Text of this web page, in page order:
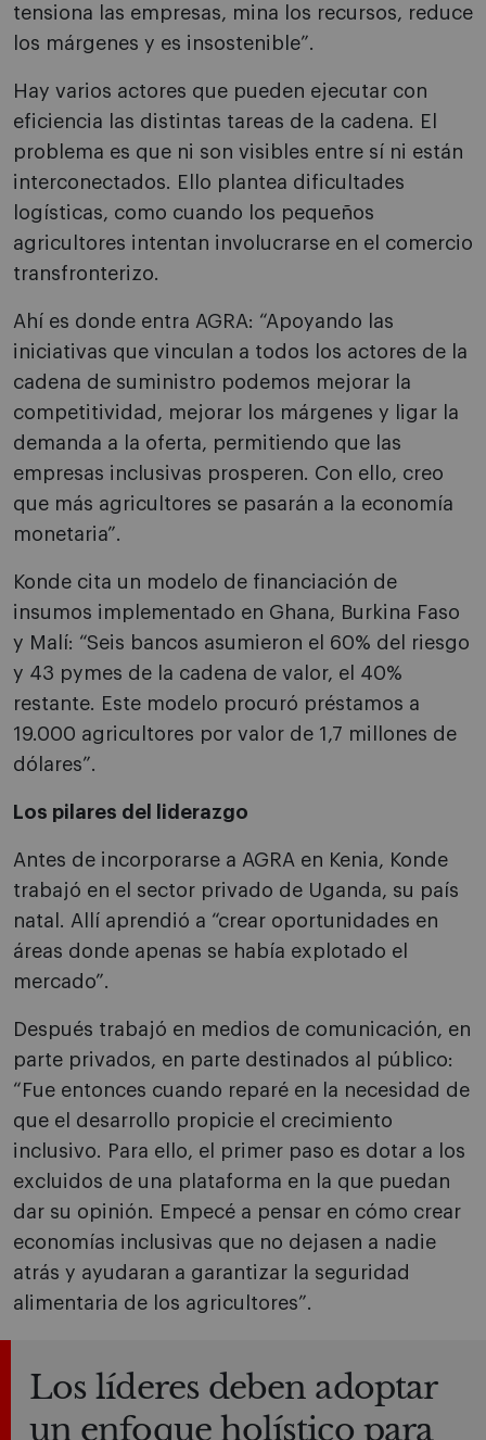
tensiona las empresas, mina los recursos, reduce
los márgenes y es insostenible”.
Hay varios actores que pueden ejecutar con
eficiencia las distintas tareas de la cadena. El
problema es que ni son visibles entre sí ni están
interconectados. Ello plantea dificultades
logísticas, como cuando los pequeños
agricultores intentan involucrarse en el comercio
transfronterizo.
Ahí es donde entra AGRA: “Apoyando las
iniciativas que vinculan a todos los actores de la
cadena de suministro podemos mejorar la
competitividad, mejorar los márgenes y ligar la
demanda a la oferta, permitiendo que las
empresas inclusivas prosperen. Con ello, creo
que más agricultores se pasarán a la economía
monetaria”.
Konde cita un modelo de financiación de
insumos implementado en Ghana, Burkina Faso
y Malí: “Seis bancos asumieron el 60% del riesgo
y 43 pymes de la cadena de valor, el 40%
restante. Este modelo procuró préstamos a
19.000 agricultores por valor de 1,7 millones de
dólares”.
Los pilares del liderazgo
Antes de incorporarse a AGRA en Kenia, Konde
trabajó en el sector privado de Uganda, su país
natal. Allí aprendió a “crear oportunidades en
áreas donde apenas se había explotado el
mercado”.
Después trabajó en medios de comunicación, en
parte privados, en parte destinados al público:
“Fue entonces cuando reparé en la necesidad de
que el desarrollo propicie el crecimiento
inclusivo. Para ello, el primer paso es dotar a los
excluidos de una plataforma en la que puedan
dar su opinión. Empecé a pensar en cómo crear
economías inclusivas que no dejasen a nadie
atrás y ayudaran a garantizar la seguridad
alimentaria de los agricultores”.
Los líderes deben adoptar
un enfoque holístico para